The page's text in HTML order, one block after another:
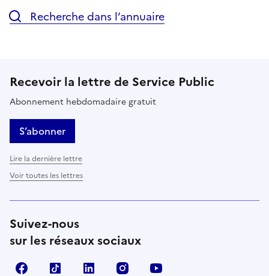
Recherche dans l’annuaire
Recevoir la lettre de Service Public
Abonnement hebdomadaire gratuit
S’abonner
Lire la dernière lettre
Voir toutes les lettres
Suivez-nous
sur les réseaux sociaux
FacebookTikTok LinkedIn Instagram